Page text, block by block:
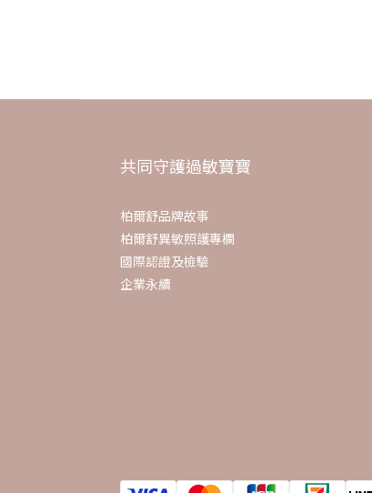
共同守護過敏寶寶
柏爾舒品牌故事
柏爾舒異敏照護專欄
國際認證及檢驗
企業永續